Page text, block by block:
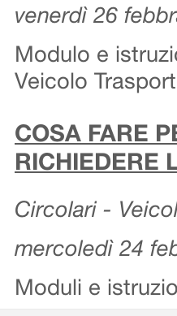
venerdì 26
Modulo e
Veicolo
COSA FARE
RICHIEDERE
Circolari -
mercoledì 24
Moduli e